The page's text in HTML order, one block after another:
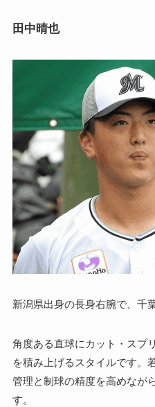
田中晴也
新潟県出身の長身右腕で、千
角度ある直球にカット・スプ
を積み上げるスタイルです。
管理と制球の精度を高めなが
す。